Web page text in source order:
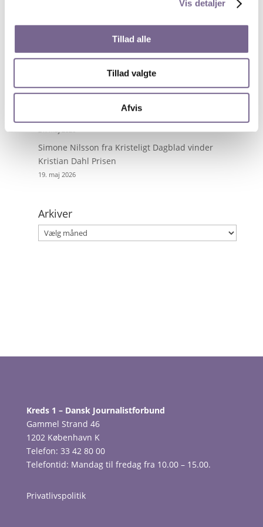
Vis detaljer
Tillad alle
Tillad valgte
Afvis
Byg digitale værktøjer med AI – uden at kode
28. maj 2026
Få superkræfter i PowerPoint
27. maj 2026
Tour de France fortalt gennem ikoniske fotos og
Simone Nilsson fra Kristeligt Dagblad vinder
Kristian Dahl Prisen
19. maj 2026
Arkiver
Arkiver
Kreds 1 – Dansk Journalistforbund
Gammel Strand 46
1202 København K
Telefon: 33 42 80 00
Telefontid: Mandag til fredag fra 10.00 – 15.00.
Privatlivspolitik